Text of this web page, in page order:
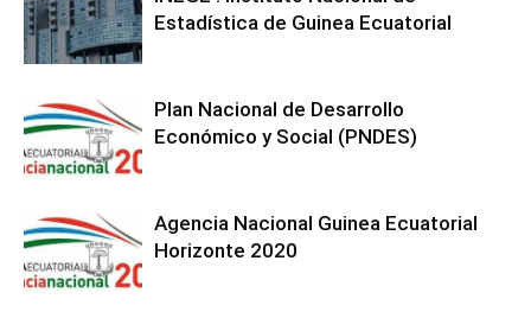
Estadística de Guinea Ecuatorial
Plan Nacional de Desarrollo
Económico y Social (PNDES)
Agencia Nacional Guinea Ecuatorial
Horizonte 2020